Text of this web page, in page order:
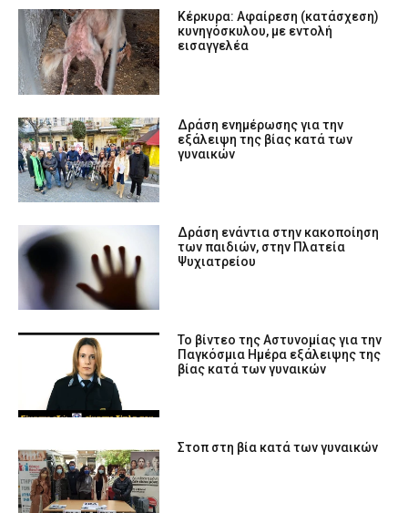
Κέρκυρα: Αφαίρεση (κατάσχεση)
κυνηγόσκυλου, με εντολή
εισαγγελέα
Δράση ενημέρωσης για την
εξάλειψη της βίας κατά των
γυναικών
Δράση ενάντια στην κακοποίηση
των παιδιών, στην Πλατεία
Ψυχιατρείου
Το βίντεο της Αστυνομίας για την
Παγκόσμια Ημέρα εξάλειψης της
βίας κατά των γυναικών
Στοπ στη βία κατά των γυναικών